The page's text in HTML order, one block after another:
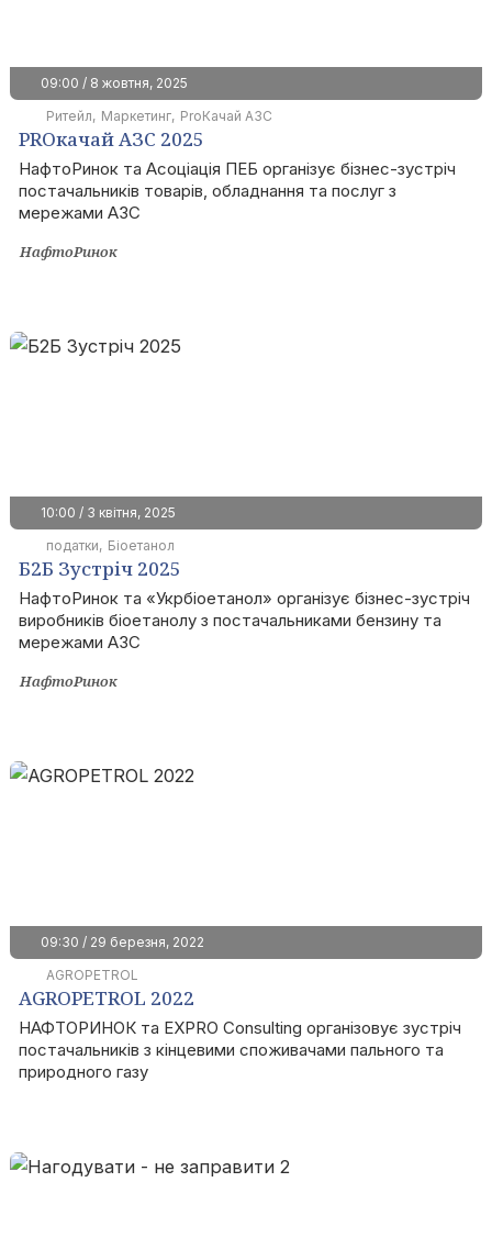
09:00 / 8 жовтня, 2025
Ритейл
Маркетинг ProКачай АЗС
PROкачай АЗС 2025
НафтоРинок та Асоціація ПЕБ організує бізнес-зустріч
постачальників товарів, обладнання та послуг з
мережами АЗС
НафтоРинок
10:00 / 3 квітня, 2025
податки
Біоетанол
Б2Б Зустріч 2025
НафтоРинок та «Укрбіоетанол» організує бізнес-зустріч
виробників біоетанолу з постачальниками бензину та
мережами АЗС
НафтоРинок
09:30 / 29 березня, 2022
AGROPETROL
AGROPETROL 2022
НАФТОРИНОК та EXPRO Consulting організовує зустріч
постачальників з кінцевими споживачами пального та
природного газу